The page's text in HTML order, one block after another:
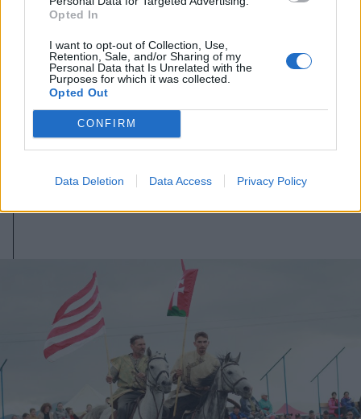
Opted In
I want to opt-out of Collection, Use,
Retention, Sale, and/or Sharing of my
Personal Data that Is Unrelated with the
Purposes for which it was collected.
Opted Out
CONFIRM
Data Deletion Data Access Privacy Policy
2026. augusztus 06., csütörtök
Elvégezték az első
robotasszisztált urológiai műtétet